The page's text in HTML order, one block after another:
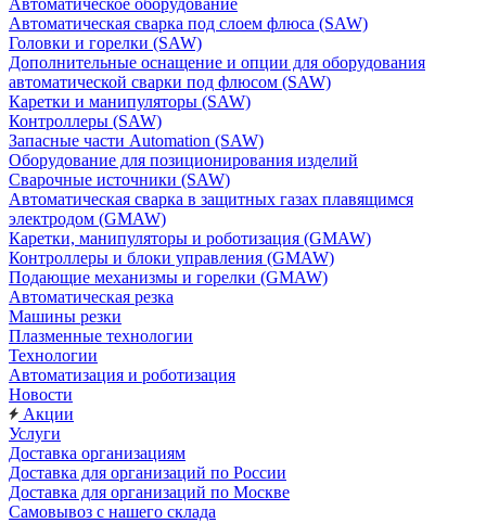
Автоматическое оборудование
Автоматическая сварка под слоем флюса (SAW)
Головки и горелки (SAW)
Дополнительные оснащение и опции для оборудования
автоматической сварки под флюсом (SAW)
Каретки и манипуляторы (SAW)
Контроллеры (SAW)
Запасные части Automation (SAW)
Оборудование для позиционирования изделий
Сварочные источники (SAW)
Автоматическая сварка в защитных газах плавящимся
электродом (GMAW)
Каретки, манипуляторы и роботизация (GMAW)
Контроллеры и блоки управления (GMAW)
Подающие механизмы и горелки (GMAW)
Автоматическая резка
Машины резки
Плазменные технологии
Технологии
Автоматизация и роботизация
Новости
Акции
Услуги
Доставка организациям
Доставка для организаций по России
Доставка для организаций по Москве
Самовывоз с нашего склада